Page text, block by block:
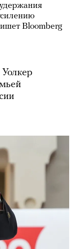
Bloomberg